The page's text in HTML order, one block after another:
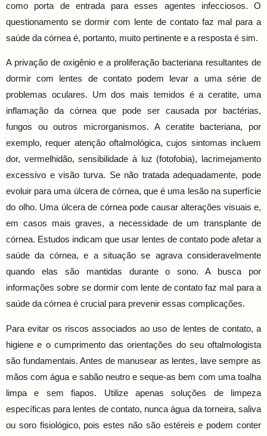
como porta de entrada para esses agentes infecciosos. O
questionamento se dormir com lente de contato faz mal para a
saúde da córnea é, portanto, muito pertinente e a resposta é sim.
A privação de oxigênio e a proliferação bacteriana resultantes de
dormir com lentes de contato podem levar a uma série de
problemas oculares. Um dos mais temidos é a ceratite, uma
inflamação da córnea que pode ser causada por bactérias,
fungos ou outros microrganismos. A ceratite bacteriana, por
exemplo, requer atenção oftalmológica, cujos sintomas incluem
dor, vermelhidão, sensibilidade à luz (fotofobia), lacrimejamento
excessivo e visão turva. Se não tratada adequadamente, pode
evoluir para uma úlcera de córnea, que é uma lesão na superfície
do olho. Uma úlcera de córnea pode causar alterações visuais e,
em casos mais graves, a necessidade de um transplante de
córnea. Estudos indicam que usar lentes de contato pode afetar a
saúde da córnea, e a situação se agrava consideravelmente
quando elas são mantidas durante o sono. A busca por
informações sobre se dormir com lente de contato faz mal para a
saúde da córnea é crucial para prevenir essas complicações.
Para evitar os riscos associados ao uso de lentes de contato, a
higiene e o cumprimento das orientações do seu oftalmologista
são fundamentais. Antes de manusear as lentes, lave sempre as
mãos com água e sabão neutro e seque-as bem com uma toalha
limpa e sem fiapos. Utilize apenas soluções de limpeza
específicas para lentes de contato, nunca água da torneira, saliva
ou soro fisiológico, pois estes não são estéreis e podem conter